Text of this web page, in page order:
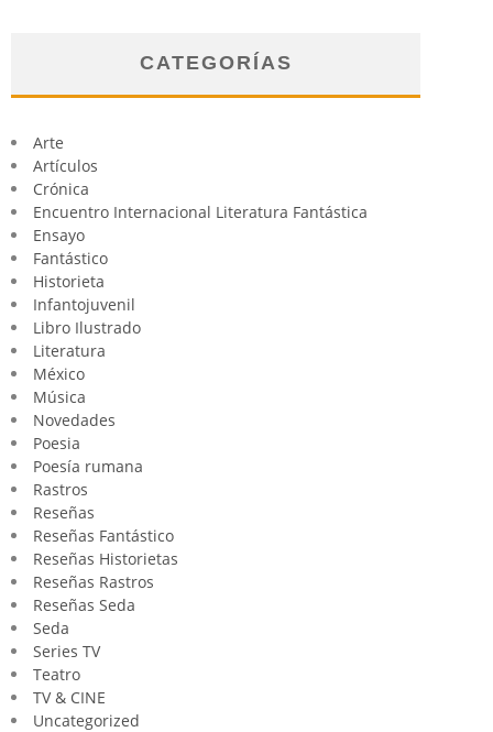
CATEGORÍAS
Arte
Artículos
Crónica
Encuentro Internacional Literatura Fantástica
Ensayo
Fantástico
Historieta
Infantojuvenil
Libro Ilustrado
Literatura
México
Música
Novedades
Poesia
Poesía rumana
Rastros
Reseñas
Reseñas Fantástico
Reseñas Historietas
Reseñas Rastros
Reseñas Seda
Seda
Series TV
Teatro
TV & CINE
Uncategorized